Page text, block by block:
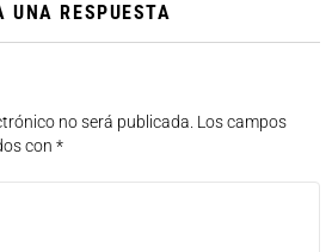
UNA RESPUESTA
no será publicada. Los campos
con *